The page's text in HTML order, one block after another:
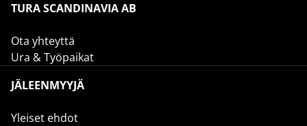
TURA SCANDINAVIA AB
Ota yhteyttä
Ura & Työpaikat
JÄLEENMYYJÄ
Yleiset ehdot